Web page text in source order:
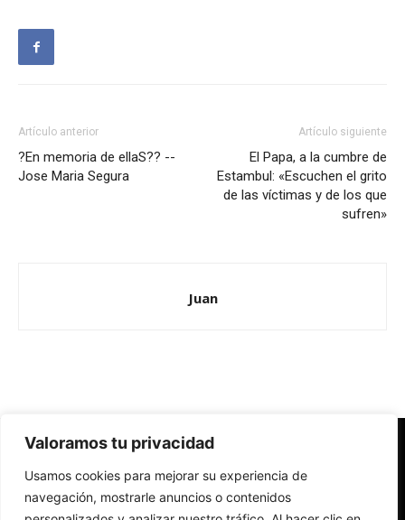
Valoramos tu privacidad
Usamos cookies para mejorar su experiencia de
navegación, mostrarle anuncios o contenidos
Artículo anterior
?En memoria de ellaS?? --
Jose Maria Segura
Artículo siguiente
El Papa, a la cumbre de
Estambul: «Escuchen el grito
de las víctimas y de los que
sufren»
Juan
Redes Cristianas
Una mirada alternativa sobre la Iglesia católica y la sociedad
- Colectivos de Redes Cristianas